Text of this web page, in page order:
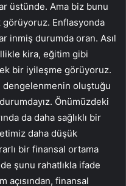
üstünde. Ama biz bunu
Enflasyonda
inmiş durumda oran. Asıl
kira, eğitim gibi
bir iyileşme görüyoruz.
dengelenmenin oluştuğu
Önümüzdeki
da daha sağlıklı bir
daha düşük
bir finansal ortama
şunu rahatlıkla ifade
açısından, finansal